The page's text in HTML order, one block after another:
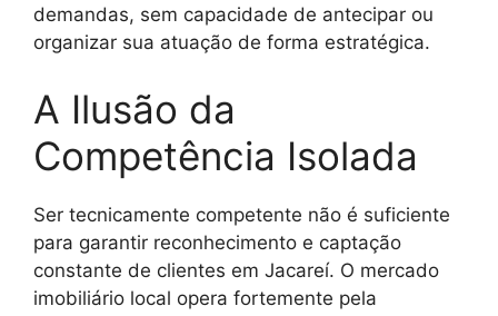
demandas, sem capacidade de antecipar ou
organizar sua atuação de forma estratégica.
A Ilusão da
Competência Isolada
Ser tecnicamente competente não é suficiente
para garantir reconhecimento e captação
constante de clientes em Jacareí. O mercado
imobiliário local opera fortemente pela